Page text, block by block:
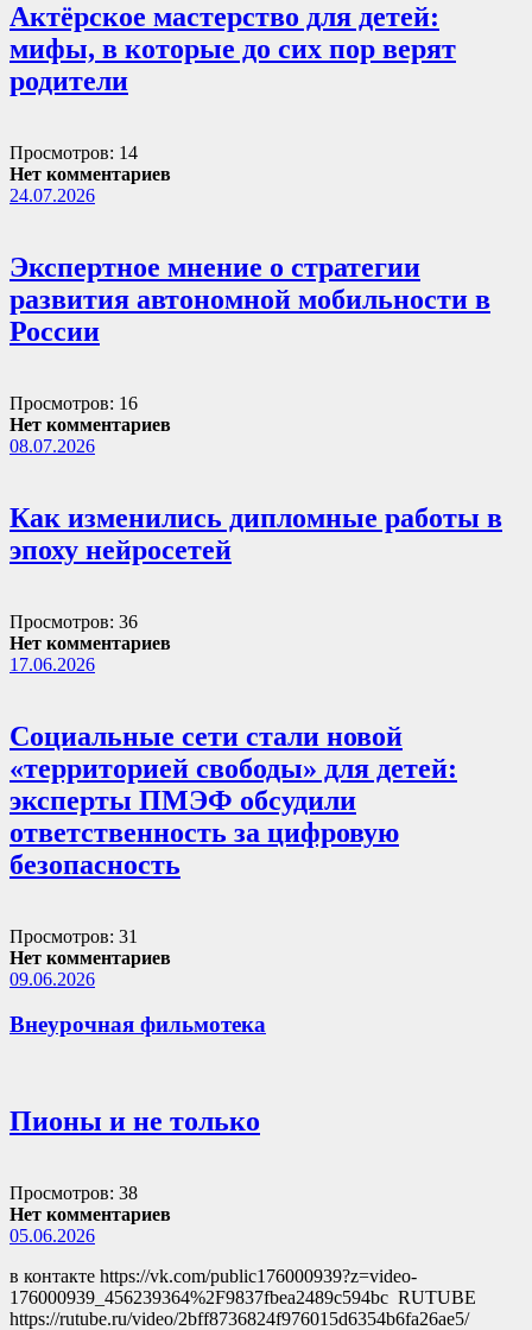
Актёрское мастерство для детей:
мифы, в которые до сих пор верят
родители
Просмотров: 14
Нет комментариев
24.07.2026
Экспертное мнение о стратегии
развития автономной мобильности в
России
Просмотров: 16
Нет комментариев
08.07.2026
Как изменились дипломные работы в
эпоху нейросетей
Просмотров: 36
Нет комментариев
17.06.2026
Социальные сети стали новой
«территорией свободы» для детей:
эксперты ПМЭФ обсудили
ответственность за цифровую
безопасность
Просмотров: 31
Нет комментариев
09.06.2026
Внеурочная фильмотека
Пионы и не только
Просмотров: 38
Нет комментариев
05.06.2026
в контакте https://vk.com/public176000939?z=video-
176000939_456239364%2F9837fbea2489c594bc RUTUBE
https://rutube.ru/video/2bff8736824f976015d6354b6fa26ae5/